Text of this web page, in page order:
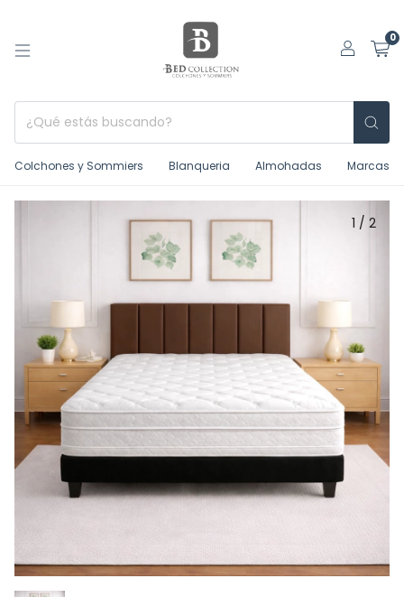
0
Colchones y Sommiers Blanqueria Almohadas Marcas
1 / 2